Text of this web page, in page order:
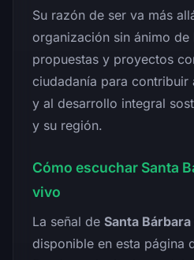
Su razón de ser va más
organización sin ánimo de
propuestas y proyectos
ciudadanía para contribuir
y al desarrollo integral
y su región.
Cómo escuchar Santa
vivo
La señal de Santa
disponible en esta página